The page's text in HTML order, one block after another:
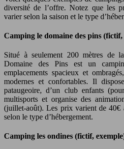
diversité de l’offre. Notez que les
varier selon la saison et le type
Camping le domaine des pins (fictif,
Situé à seulement 200 mètres de
Domaine des Pins est un
emplacements spacieux et
modernes et confortables. Il
pataugeoire, d’un club enfants
multisports et organise des
(juillet-août). Les prix varient de 40€
selon le type d’hébergement.
Camping les ondines (fictif,